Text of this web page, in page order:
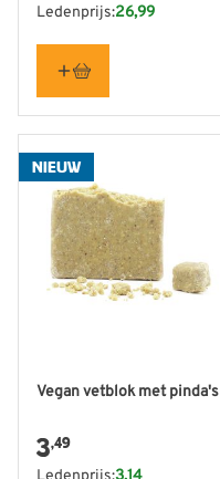
Ledenprijs:26,99
NIEUW
Vegan vetblok met pinda's
3,49